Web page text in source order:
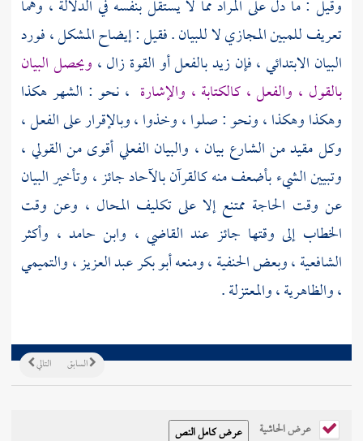
وقيل : ما دل على المراد مما لا يستقل بنفسه في الدلالة ، وهما
تعريف للمبين المجازي لا للبيان . فقيل : إيضاح المشكل ، فورد
البيان الابتدائي ، فإن زيد بالفعل أو القوة زال ، ويحصل البيان
بالقول ، والفعل ، كالكتابة ، والإشارة ، نحو : الشهر هكذا
وهكذا وهكذا ، ونحو : صلوا ، وخذوا ، وبالإقرار على الفعل ،
وكل مقيد من الشارع بيان ، والبيان الفعلي أقوى من القولي ،
وتبيين الشيء بأضعف منه كالقرآن بالآحاد جائز ، وتأخير البيان
عن وقت الحاجة ممتنع إلا على تكليف المحال ، وعن وقت
الخطاب إلى وقتها جائز عند القاضي ، وابن حامد ، وأكثر
الشافعية ، وبعض الحنفية ، ومنعهأبو بكر عبد العزيز ،والتميمي
،والظاهرية ،والمعتزلة.
التالي السابق
عرض الحاشية